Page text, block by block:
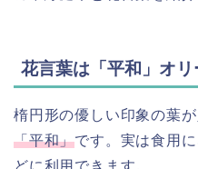
花言葉は「平和」オリ
楕円形の優しい印象の葉
「平和」です。実は食用
どに利用できます。